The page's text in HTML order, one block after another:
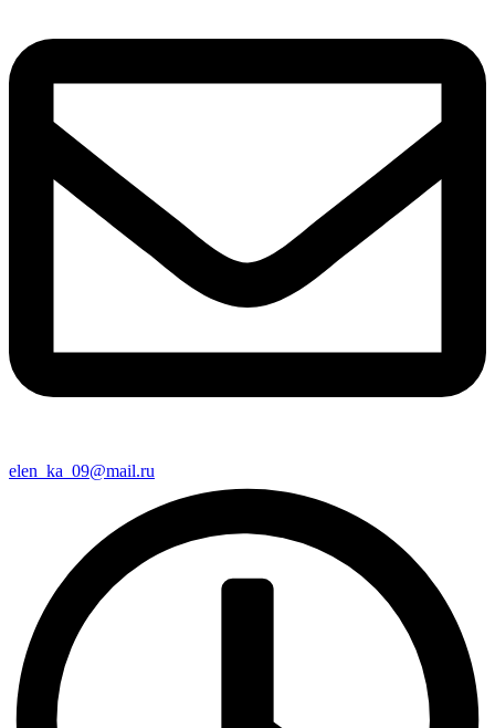
elen_ka_09@mail.ru